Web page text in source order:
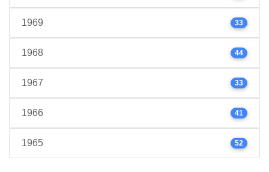
1969 33
1968 44
1967 33
1966 41
1965 52